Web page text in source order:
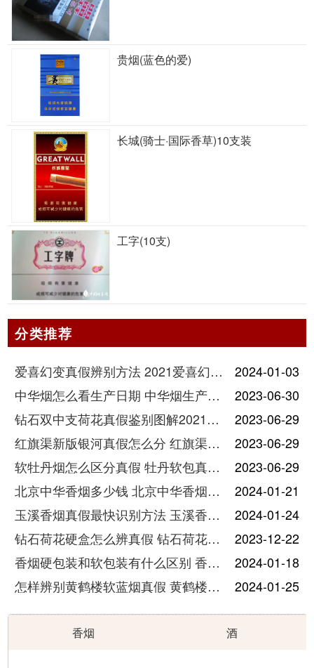
贵烟(蓝色的爱)
长城(骑士·国际香草)10支装
工字(10支)
分类推荐
爱喜幻变真假辨别方法 2021爱喜幻变怎么看真假
2024-01-03
中华烟怎么看生产日期 中华烟生产日期和保质期在哪里
2023-06-30
钻石双中支荷花真假鉴别图解2021最新
2023-06-29
红旗渠新版银河真假怎么分 红旗渠新版银河真假辨认
2023-06-29
软牡丹烟怎么区分真假 牡丹软包真假鉴别图
2023-06-29
北京中华香烟多少钱 北京中华香烟价格表图2021
2024-01-21
玉溪香烟真假最快识别方法 玉溪香烟真假分辨价格图片一览
2024-01-24
钻石荷花硬盒怎么辨真假 钻石荷花硬盒香烟零售价多少钱一盒
2023-12-22
香烟硬包装和软包装有什么区别 香烟硬包和软包的区别介绍
2024-01-18
怎样辨别黄鹤楼软蓝烟真假 黄鹤楼软蓝鉴别真假方法有哪些
2024-01-25
香烟 酒